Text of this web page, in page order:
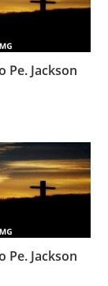
Pe. Jackson
Pe. Jackson